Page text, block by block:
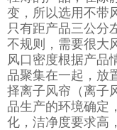
变，所以选用不带
只有距产品三公分
不规则，需要很大
风口密度根据产品
品聚集在一起，放
择离子风帘（离子
品生产的环境确定
化，洁净度要求高